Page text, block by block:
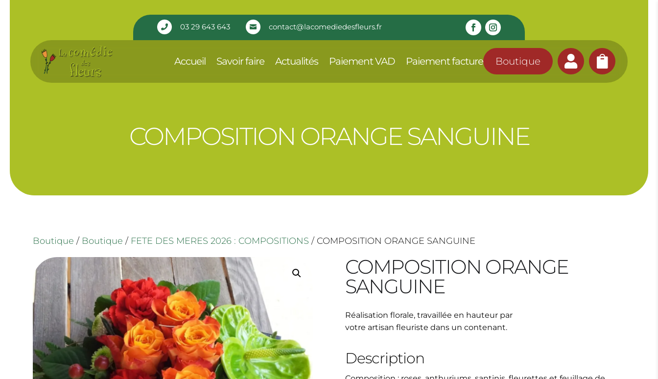
 03 29 643 643  contact@lacomediedesfleurs.fr
Accueil Savoir faire Actualités Paiement VAD Paiement facture Boutique  
COMPOSITION ORANGE SANGUINE
Boutique / Boutique / FETE DES MERES 2026 : COMPOSITIONS / COMPOSITION ORANGE SANGUINE
COMPOSITION ORANGE
SANGUINE
Réalisation florale, travaillée en hauteur par
votre artisan fleuriste dans un contenant.
Description